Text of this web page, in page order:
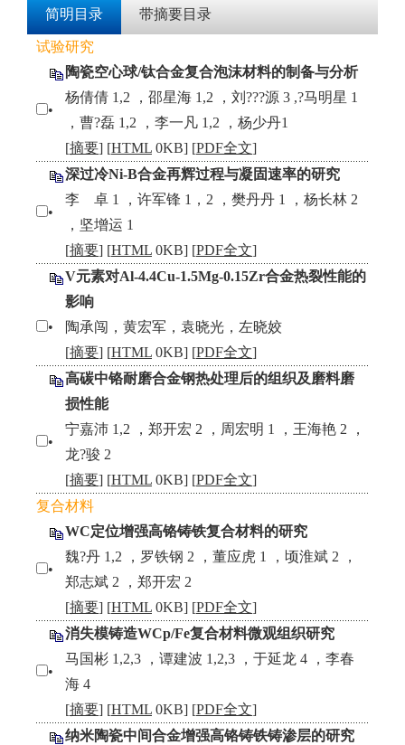
简明目录 带摘要目录
试验研究
陶瓷空心球/钛合金复合泡沫材料的制备与分析
•
杨倩倩 1,2 ，邵星海 1,2 ，刘???源 3 ,?马明星 1
，曹?磊 1,2 ，李一凡 1,2 ，杨少丹1
[摘要] [HTML 0KB] [PDF全文]
深过冷Ni-B合金再辉过程与凝固速率的研究
•
李 卓 1 ，许军锋 1，2 ，樊丹丹 1 ，杨长林 2
，坚增运 1
[摘要] [HTML 0KB] [PDF全文]
V元素对Al-4.4Cu-1.5Mg-0.15Zr合金热裂性能的
影响
•
陶承闯，黄宏军，袁晓光，左晓姣
[摘要] [HTML 0KB] [PDF全文]
高碳中铬耐磨合金钢热处理后的组织及磨料磨
损性能
•
宁嘉沛 1,2 ，郑开宏 2 ，周宏明 1 ，王海艳 2 ，
龙?骏 2
[摘要] [HTML 0KB] [PDF全文]
复合材料
WC定位增强高铬铸铁复合材料的研究
•
魏?丹 1,2 ，罗铁钢 2 ，董应虎 1 ，顷淮斌 2 ，
郑志斌 2 ，郑开宏 2
[摘要] [HTML 0KB] [PDF全文]
消失模铸造WCp/Fe复合材料微观组织研究
•
马国彬 1,2,3 ，谭建波 1,2,3 ，于延龙 4 ，李春
海 4
[摘要] [HTML 0KB] [PDF全文]
纳米陶瓷中间合金增强高铬铸铁铸渗层的研究